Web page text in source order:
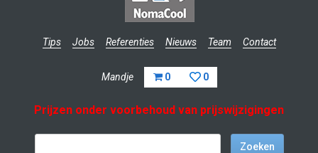
Tips Jobs Referenties Nieuws Team Contact
Mandje 0 0
Prijzen onder voorbehoud van prijswijzigingen